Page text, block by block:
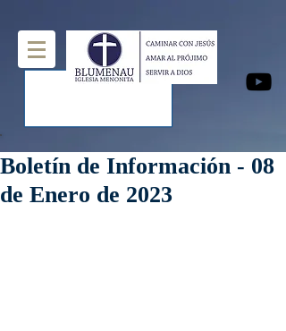
Boletín de Información - 08
de Enero de 2023